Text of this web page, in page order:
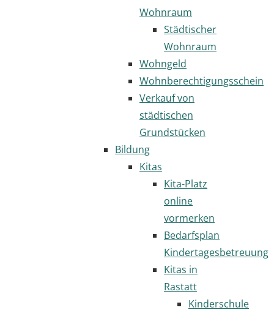
Wohnraum
Städtischer
Wohnraum
Wohngeld
Wohnberechtigungsschein
Verkauf von
städtischen
Grundstücken
Bildung
Kitas
Kita-Platz
online
vormerken
Bedarfsplan
Kindertagesbetreuung
Kitas in
Rastatt
Kinderschule